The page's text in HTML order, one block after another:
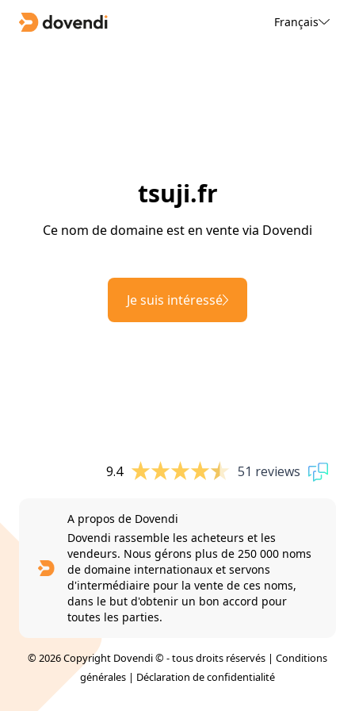
Français
tsuji.fr
Ce nom de domaine est en vente via Dovendi
Je suis intéressé
9.4 51 reviews
A propos de Dovendi
Dovendi rassemble les acheteurs et les
vendeurs. Nous gérons plus de 250 000 noms
de domaine internationaux et servons
d'intermédiaire pour la vente de ces noms,
dans le but d'obtenir un bon accord pour
toutes les parties.
© 2026 Copyright Dovendi © - tous droits réservés | Conditions
générales | Déclaration de confidentialité